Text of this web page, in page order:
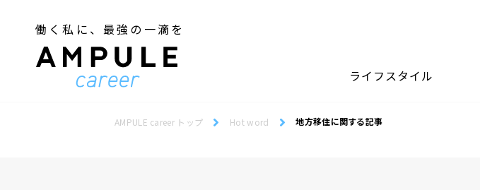
働く私に、最強の一滴を
ライフスタイル
AMPULE career トップ Hot word 地方移住に関する記事